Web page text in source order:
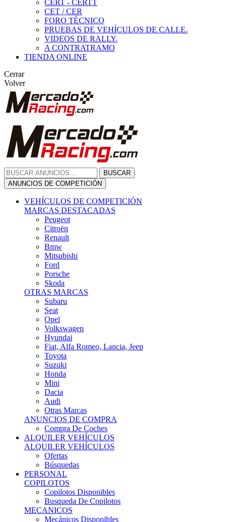
CERT - CERTT
CET / CER
FORO TÉCNICO
PRUEBAS DE VEHÍCULOS DE CALLE.
VIDEOS DE RALLY.
A CONTRATRAMO
TIENDA ONLINE
Cerrar
Volver
BUSCAR
ANUNCIOS DE COMPETICIÓN
VEHÍCULOS DE COMPETICIÓN
MARCAS DESTACADAS
Peugeot
Citroën
Renault
Bmw
Mitsubishi
Ford
Porsche
Skoda
OTRAS MARCAS
Subaru
Seat
Opel
Volkswagen
Hyundai
Fiat, Alfa Romeo, Lancia, Jeep
Toyota
Suzuki
Honda
Mini
Dacia
Audi
Otras Marcas
ANUNCIOS DE COMPRA
Compra De Coches
ALQUILER VEHÍCULOS
ALQUILER VEHÍCULOS
Ofertas
Búsquedas
PERSONAL
COPILOTOS
Copilotos Disponibles
Busqueda De Copilotos
MECANICOS
Mecánicos Disponibles